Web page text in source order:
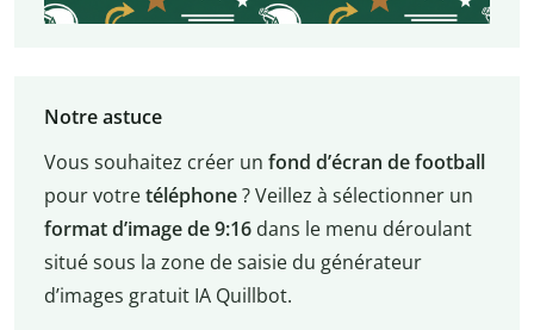
Notre astuce
Vous souhaitez créer un fond d’écran de football
pour votretéléphone? Veillez à sélectionner un
format d’image de 9:16dans le menu déroulant
situé sous la zone de saisie du générateur
d’images gratuit IA Quillbot.